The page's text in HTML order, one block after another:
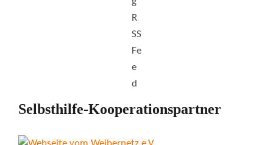
Selbsthilfe-Kooperationspartner